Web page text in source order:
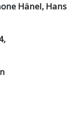
Hänel, Hans